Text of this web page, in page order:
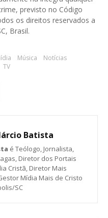
previsto no Código
os direitos reservados a
Brasil.
Música
Notícias
TV
Batista
é Teólogo, Jornalista,
Diretor dos Portais
Cristã, Diretor Mais
Mídia Mais de Cristo
SC